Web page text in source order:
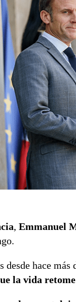
, Emmanuel
hace más
la vida retome